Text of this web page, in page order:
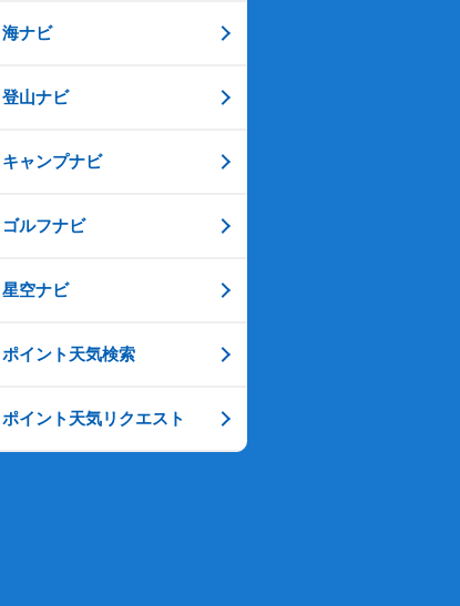
海ナビ
登山ナビ
キャンプナビ
ゴルフナビ
星空ナビ
ポイント天気検索
ポイント天気リクエスト